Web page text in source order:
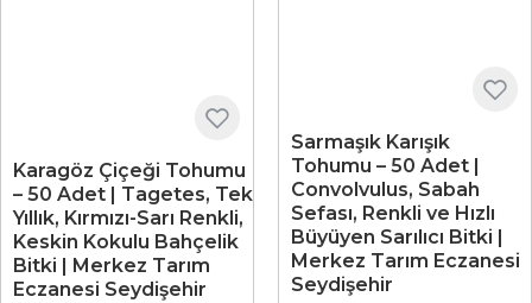
Karagöz Çiçeği Tohumu
– 50 Adet | Tagetes, Tek
Yıllık, Kırmızı-Sarı Renkli,
Keskin Kokulu Bahçelik
Bitki | Merkez Tarım
Eczanesi Seydişehir
Sarmaşık Karışık
Tohumu – 50 Adet |
Convolvulus, Sabah
Sefası, Renkli ve Hızlı
Büyüyen Sarılıcı Bitki |
Merkez Tarım Eczanesi
Seydişehir